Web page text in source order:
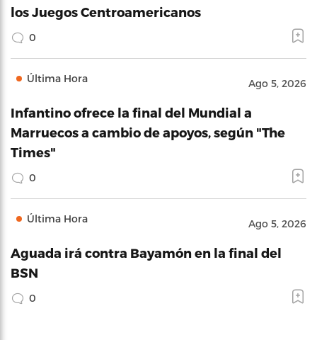
los Juegos Centroamericanos
0
Última Hora Ago 5, 2026
Infantino ofrece la final del Mundial a
Marruecos a cambio de apoyos, según "The
Times"
0
Última Hora Ago 5, 2026
Aguada irá contra Bayamón en la final del
BSN
0